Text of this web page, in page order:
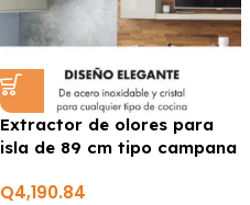
Extractor de olores para
isla de 89 cm tipo campana
Q4,190.84